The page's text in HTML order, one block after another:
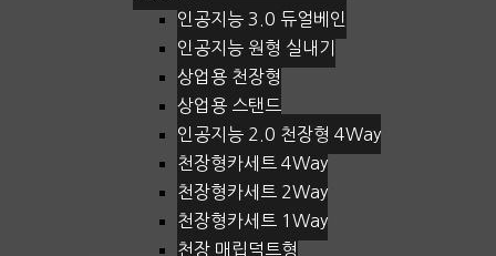
인공지능 3.0 듀얼베인
인공지능 원형 실내기
상업용 천장형
상업용 스탠드
인공지능 2.0 천장형 4Way
천장형카세트 4Way
천장형카세트 2Way
천장형카세트 1Way
천장 매립덕트형